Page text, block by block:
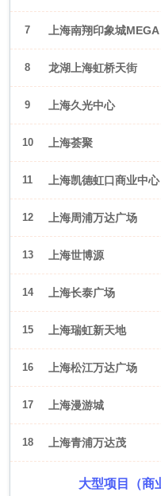
7 上海南翔印象城MEGA
8 龙湖上海虹桥天街
9 上海久光中心
10 上海荟聚
11 上海凯德虹口商业中心
12 上海周浦万达广场
13 上海世博源
14 上海长泰广场
15 上海瑞虹新天地
16 上海松江万达广场
17 上海漫游城
18 上海青浦万达茂
大型项目（商